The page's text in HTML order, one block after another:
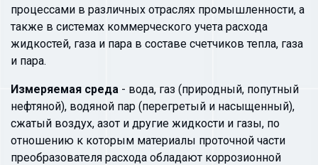
процессами в различных отраслях промышленности, а
также в системах коммерческого учета расхода
жидкостей, газа и пара в составе счетчиков тепла, газа
и пара.
Измеряемая среда - вода, газ (природный, попутный
нефтяной), водяной пар (перегретый и насыщенный),
сжатый воздух, азот и другие жидкости и газы, по
отношению к которым материалы проточной части
преобразователя расхода обладают коррозионной